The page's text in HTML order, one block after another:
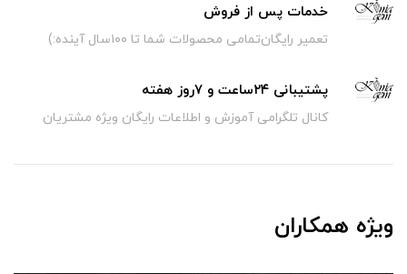
خدمات پس از فروش
تعمیر رایگان‌تمامی محصولات شما تا ۱۰۰سال آینده:)
پشتیبانی ۲۴ساعت و ۷روز هفته
کانال تلگرامی آموزش و اطلاعات رایگان ویژه مشتریان
ویژه همکاران